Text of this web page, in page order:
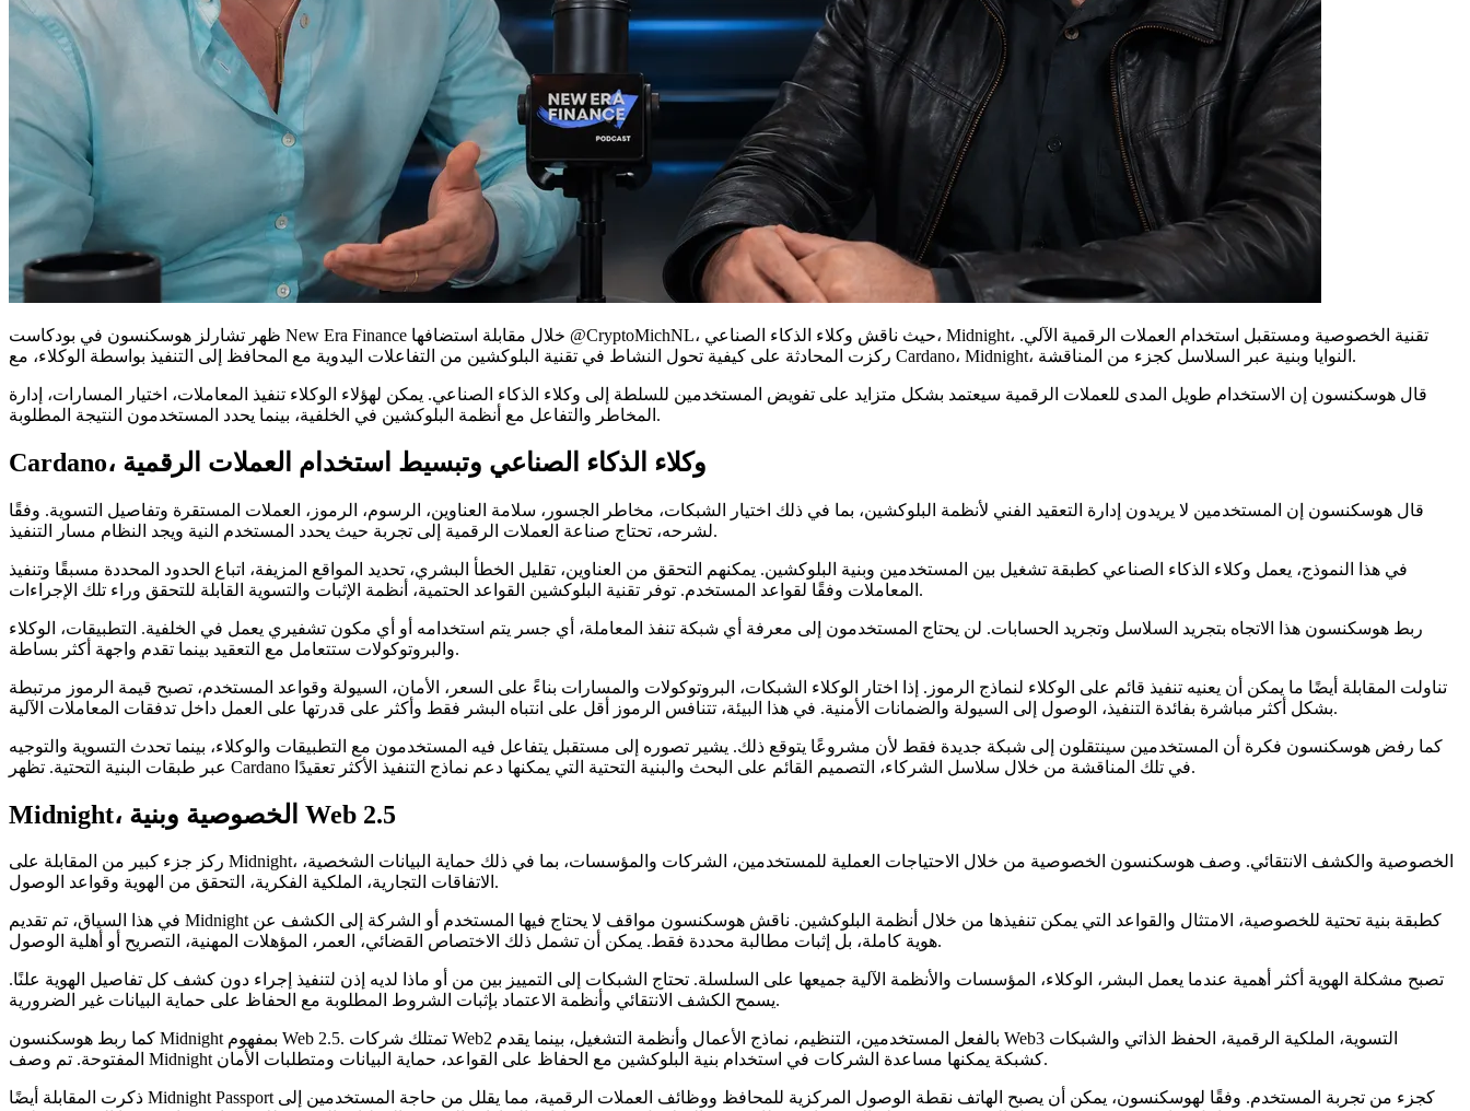
ظهر تشارلز هوسكنسون في بودكاست New Era Finance خلال مقابلة استضافها @CryptoMichNL، حيث ناقش وكلاء الذكاء الصناعي، Midnight، تقنية الخصوصية ومستقبل استخدام العملات الرقمية الآلي.
ركزت المحادثة على كيفية تحول النشاط في تقنية البلوكشين من التفاعلات اليدوية مع المحافظ إلى التنفيذ بواسطة الوكلاء، مع Cardano، Midnight، النوايا وبنية عبر السلاسل كجزء من المناقشة.
قال هوسكنسون إن الاستخدام طويل المدى للعملات الرقمية سيعتمد بشكل متزايد على تفويض المستخدمين للسلطة إلى وكلاء الذكاء الصناعي. يمكن لهؤلاء الوكلاء تنفيذ المعاملات، اختيار المسارات، إدارة
المخاطر والتفاعل مع أنظمة البلوكشين في الخلفية، بينما يحدد المستخدمون النتيجة المطلوبة.
Cardano، وكلاء الذكاء الصناعي وتبسيط استخدام العملات الرقمية
قال هوسكنسون إن المستخدمين لا يريدون إدارة التعقيد الفني لأنظمة البلوكشين، بما في ذلك اختيار الشبكات، مخاطر الجسور، سلامة العناوين، الرسوم، الرموز، العملات المستقرة وتفاصيل التسوية. وفقًا
لشرحه، تحتاج صناعة العملات الرقمية إلى تجربة حيث يحدد المستخدم النية ويجد النظام مسار التنفيذ.
في هذا النموذج، يعمل وكلاء الذكاء الصناعي كطبقة تشغيل بين المستخدمين وبنية البلوكشين. يمكنهم التحقق من العناوين، تقليل الخطأ البشري، تحديد المواقع المزيفة، اتباع الحدود المحددة مسبقًا وتنفيذ
المعاملات وفقًا لقواعد المستخدم. توفر تقنية البلوكشين القواعد الحتمية، أنظمة الإثبات والتسوية القابلة للتحقق وراء تلك الإجراءات.
ربط هوسكنسون هذا الاتجاه بتجريد السلاسل وتجريد الحسابات. لن يحتاج المستخدمون إلى معرفة أي شبكة تنفذ المعاملة، أي جسر يتم استخدامه أو أي مكون تشفيري يعمل في الخلفية. التطبيقات، الوكلاء
والبروتوكولات ستتعامل مع التعقيد بينما تقدم واجهة أكثر بساطة.
تناولت المقابلة أيضًا ما يمكن أن يعنيه تنفيذ قائم على الوكلاء لنماذج الرموز. إذا اختار الوكلاء الشبكات، البروتوكولات والمسارات بناءً على السعر، الأمان، السيولة وقواعد المستخدم، تصبح قيمة الرموز مرتبطة
بشكل أكثر مباشرة بفائدة التنفيذ، الوصول إلى السيولة والضمانات الأمنية. في هذا البيئة، تتنافس الرموز أقل على انتباه البشر فقط وأكثر على قدرتها على العمل داخل تدفقات المعاملات الآلية.
كما رفض هوسكنسون فكرة أن المستخدمين سينتقلون إلى شبكة جديدة فقط لأن مشروعًا يتوقع ذلك. يشير تصوره إلى مستقبل يتفاعل فيه المستخدمون مع التطبيقات والوكلاء، بينما تحدث التسوية والتوجيه
عبر طبقات البنية التحتية. تظهر Cardano في تلك المناقشة من خلال سلاسل الشركاء، التصميم القائم على البحث والبنية التحتية التي يمكنها دعم نماذج التنفيذ الأكثر تعقيدًا.
Midnight، الخصوصية وبنية Web 2.5
ركز جزء كبير من المقابلة على Midnight، الخصوصية والكشف الانتقائي. وصف هوسكنسون الخصوصية من خلال الاحتياجات العملية للمستخدمين، الشركات والمؤسسات، بما في ذلك حماية البيانات الشخصية،
الاتفاقات التجارية، الملكية الفكرية، التحقق من الهوية وقواعد الوصول.
في هذا السياق، تم تقديم Midnight كطبقة بنية تحتية للخصوصية، الامتثال والقواعد التي يمكن تنفيذها من خلال أنظمة البلوكشين. ناقش هوسكنسون مواقف لا يحتاج فيها المستخدم أو الشركة إلى الكشف عن
هوية كاملة، بل إثبات مطالبة محددة فقط. يمكن أن تشمل ذلك الاختصاص القضائي، العمر، المؤهلات المهنية، التصريح أو أهلية الوصول.
تصبح مشكلة الهوية أكثر أهمية عندما يعمل البشر، الوكلاء، المؤسسات والأنظمة الآلية جميعها على السلسلة. تحتاج الشبكات إلى التمييز بين من أو ماذا لديه إذن لتنفيذ إجراء دون كشف كل تفاصيل الهوية علنًا.
يسمح الكشف الانتقائي وأنظمة الاعتماد بإثبات الشروط المطلوبة مع الحفاظ على حماية البيانات غير الضرورية.
كما ربط هوسكنسون Midnight بمفهوم Web 2.5. تمتلك شركات Web2 بالفعل المستخدمين، التنظيم، نماذج الأعمال وأنظمة التشغيل، بينما يقدم Web3 التسوية، الملكية الرقمية، الحفظ الذاتي والشبكات
المفتوحة. تم وصف Midnight كشبكة يمكنها مساعدة الشركات في استخدام بنية البلوكشين مع الحفاظ على القواعد، حماية البيانات ومتطلبات الأمان.
ذكرت المقابلة أيضًا Midnight Passport كجزء من تجربة المستخدم. وفقًا لهوسكنسون، يمكن أن يصبح الهاتف نقطة الوصول المركزية للمحافظ ووظائف العملات الرقمية، مما يقلل من حاجة المستخدمين إلى